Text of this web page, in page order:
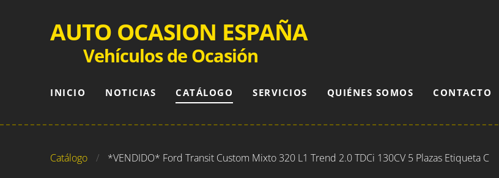
AUTO OCASION ESPAÑA
Vehículos de Ocasión
INICIO NOTICIAS CATÁLOGO SERVICIOS QUIÉNES SOMOS CONTACTO
Catálogo *VENDIDO* Ford Transit Custom Mixto 320 L1 Trend 2.0 TDCi 130CV 5 Plazas Etiqueta C